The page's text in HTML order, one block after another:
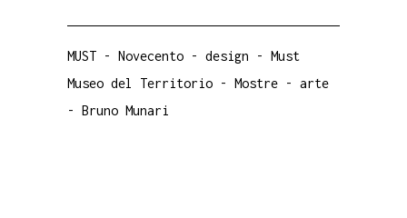
MUST - Novecento - design - Must
Museo del Territorio - Mostre - arte
- Bruno Munari